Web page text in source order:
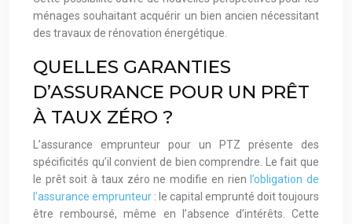
ménages souhaitant acquérir un bien ancien nécessitant
des travaux de rénovation énergétique.
QUELLES GARANTIES
D’ASSURANCE POUR UN PRÊT
À TAUX ZÉRO ?
L’assurance emprunteur pour un PTZ présente des
spécificités qu’il convient de bien comprendre. Le fait que
le prêt soit à taux zéro ne modifie en rien l’obligation de
l’assurance emprunteur : le capital emprunté doit toujours
être remboursé, même en l’absence d’intérêts. Cette